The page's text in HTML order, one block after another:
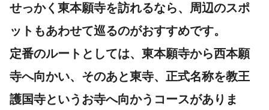
せっかく東本願寺を訪れるなら、周辺のスポ
ットもあわせて巡るのがおすすめです。
定番のルートとしては、東本願寺から西本願
寺へ向かい、そのあと東寺、正式名称を教王
護国寺というお寺へ向かうコースがありま